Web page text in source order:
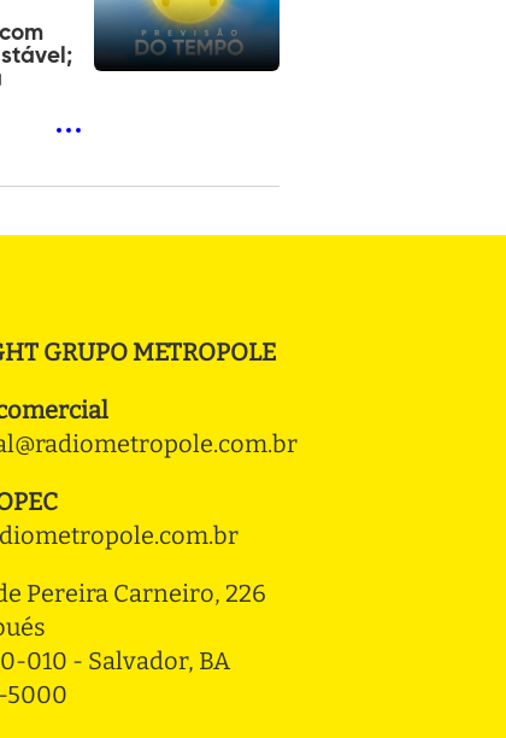
GRUPO METROPOLE
Pereira Carneiro, 226
010 - Salvador, BA
5000